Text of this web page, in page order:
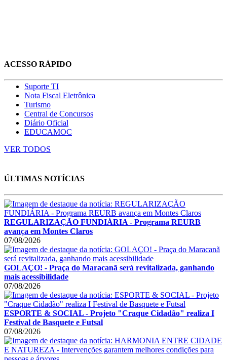
ACESSO RÁPIDO
Suporte TI
Nota Fiscal Eletrônica
Turismo
Central de Concursos
Diário Oficial
EDUCAMOC
VER TODOS
ÚLTIMAS NOTÍCIAS
REGULARIZAÇÃO FUNDIÁRIA - Programa REURB
avança em Montes Claros
07/08/2026
GOLAÇO! - Praça do Maracanã será revitalizada, ganhando
mais acessibilidade
07/08/2026
ESPORTE & SOCIAL - Projeto "Craque Cidadão" realiza I
Festival de Basquete e Futsal
07/08/2026